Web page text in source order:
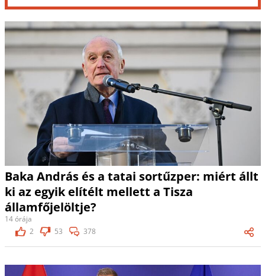
Baka András és a tatai sortűzper: miért állt
ki az egyik elítélt mellett a Tisza
államfőjelöltje?
14 órája
2
53 378